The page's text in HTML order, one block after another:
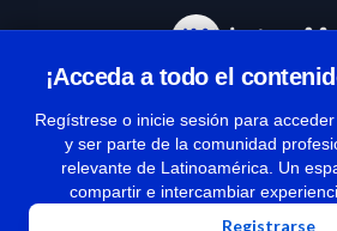
¡Acceda a todo el
Regístrese o inicie sesión para
y ser parte de la comunidad
relevante de Latinoamérica. Un
compartir e intercambiar
Registrarse
Términos y
| Políticas de